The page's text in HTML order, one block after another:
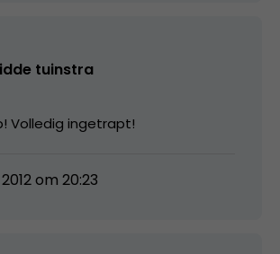
tuinstra
Volledig ingetrapt!
om 20:23